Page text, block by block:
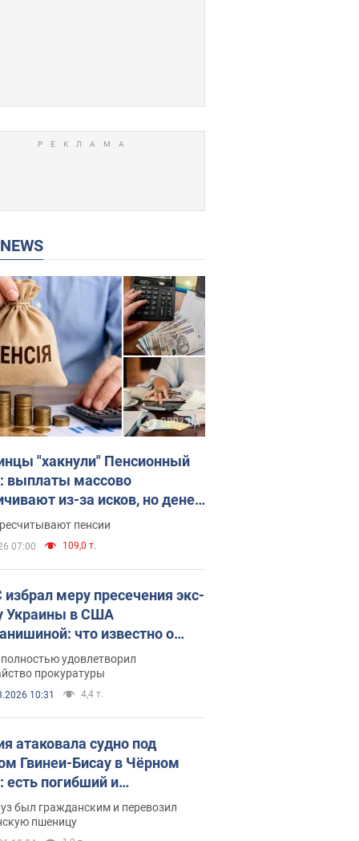
NEWS
"хакнули" Пенсионный
выплаты массово
из-за исков, но денег
пенсии
07:00 109,0 т.
меру пресечения экс-
Украины в США
что известно о
удовлетворил
прокуратуры
10:31 4,4 т.
атаковала судно под
Гвинеи-Бисау в Чёрном
есть погибший и
был гражданским и перевозил
пшеницу